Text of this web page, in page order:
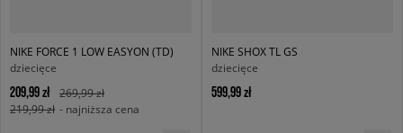
NIKE FORCE 1 LOW EASYON (TD)
dziecięce
209,99 zł
269,99 zł
219,99 zł - najniższa cena
NIKE SHOX TL GS
dziecięce
599,99 zł